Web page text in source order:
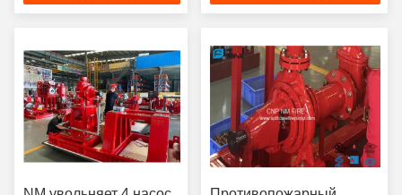
применений